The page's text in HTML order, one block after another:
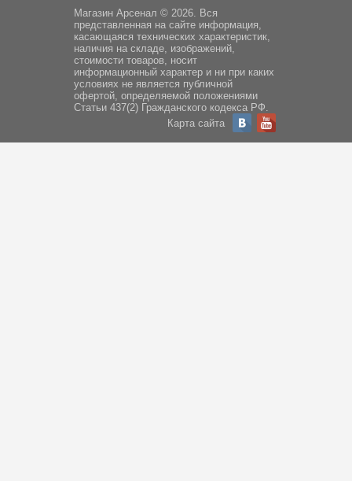
Магазин Арсенал © 2026. Вся
представленная на сайте информация,
касающаяся технических характеристик,
наличия на складе, изображений,
стоимости товаров, носит
информационный характер и ни при каких
условиях не является публичной
офертой, определяемой положениями
Статьи 437(2) Гражданского кодекса РФ.
Карта сайта